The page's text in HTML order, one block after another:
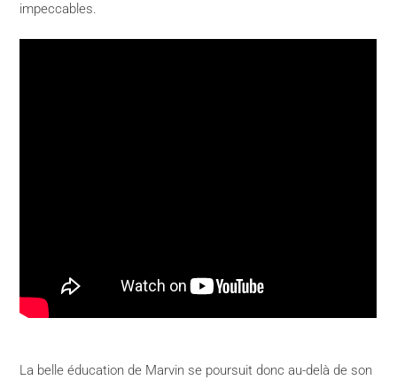
impeccables.
La belle éducation de Marvin se poursuit donc au-delà de son